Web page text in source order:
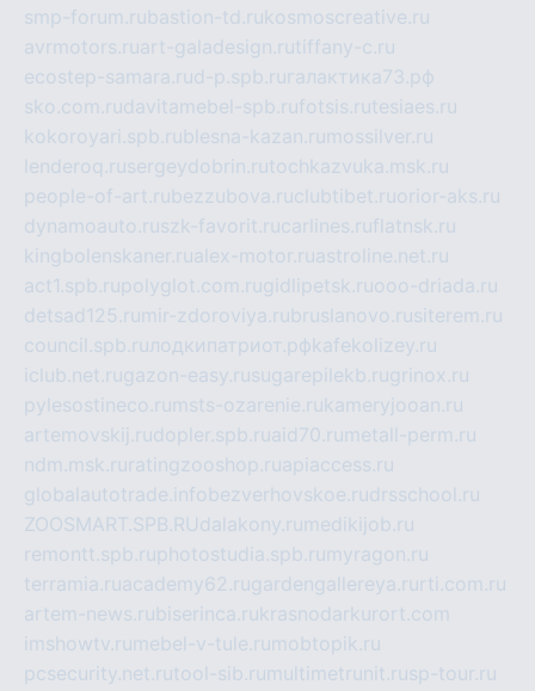
smp-forum.rubastion-td.rukosmoscreative.ru
avrmotors.ruart-galadesign.rutiffany-c.ru
ecostep-samara.rud-p.spb.ru галактика73.рф
sko.com.rudavitamebel-spb.rufotsis.rutesiaes.ru
kokoroyari.spb.rublesna-kazan.ru mossilver.ru
lenderoq.rusergeydobrin.rutochkazvuka.msk.ru
people-of-art.rubezzubova.ruclubtibet.ruorior-aks.ru
dynamoauto.ruszk-favorit.rucarlines.ruflatnsk.ru
kingbolenskaner.rualex-motor.ruastroline.net.ru
act1.spb.rupolyglot.com.rugidlipetsk.ruooo-driada.ru
detsad125.ru mir-zdoroviya.rubruslanovo.rusiterem.ru
council.spb.ruлодкипатриот.рфkafekolizey.ru
iclub.net.rugazon-easy.rusugarepilekb.rugrinox.ru
pylesostineco.ru msts-ozarenie.rukameryjooan.ru
artemovskij.rudopler.spb.ruaid70.ru metall-perm.ru
ndm.msk.ru ratingzooshop.ruapiaccess.ru
globalautotrade.info bezverhovskoe.rudrsschool.ru
ZOOSMART.SPB.RUdalakony.ru medikijob.ru
remontt.spb.ruphotostudia.spb.ru myragon.ru
terramia.ruacademy62.rugardengallereya.ru rti.com.ru
artem-news.rubiserinca.rukrasnodarkurort.com
imshowtv.ru mebel-v-tule.ru mobtopik.ru
pcsecurity.net.rutool-sib.ru multimetrunit.rusp-tour.ru